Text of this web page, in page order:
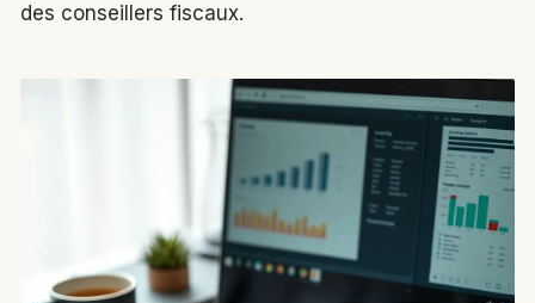
des conseillers fiscaux.